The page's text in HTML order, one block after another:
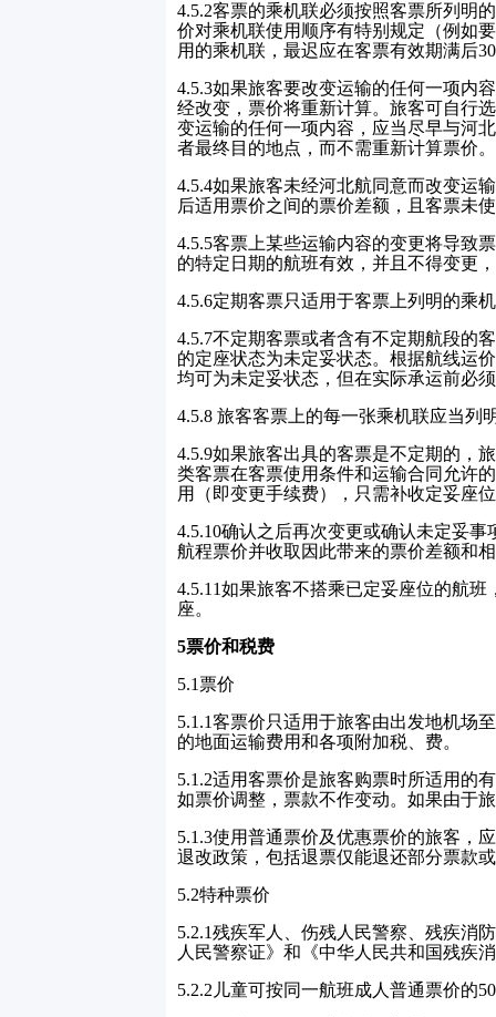
4.5.2客票的乘机联必须按照客票所列明
价对乘机联使用顺序有特别规定（例如
用的乘机联，最迟应在客票有效期满后30
4.5.3如果旅客要改变运输的任何一项内
经改变，票价将重新计算。旅客可自行
变运输的任何一项内容，应当尽早与河
者最终目的地点，而不需重新计算票价。
4.5.4如果旅客未经河北航同意而改变运
后适用票价之间的票价差额，且客票未
4.5.5客票上某些运输内容的变更将导致
的特定日期的航班有效，并且不得变更
4.5.6定期客票只适用于客票上列明的乘
4.5.7不定期客票或者含有不定期航段的
的定座状态为未定妥状态。根据航线运
均可为未定妥状态，但在实际承运前必
4.5.8 旅客客票上的每一张乘机联应当列
4.5.9如果旅客出具的客票是不定期的，
类客票在客票使用条件和运输合同允许
用（即变更手续费），只需补收定妥座
4.5.10确认之后再次变更或确认未定妥
航程票价并收取因此带来的票价差额和
4.5.11如果旅客不搭乘已定妥座位的航
座。
5票价和税费
5.1 票价
5.1.1客票价只适用于旅客由出发地机场
的地面运输费用和各项附加税、费。
5.1.2适用客票价是旅客购票时所适用的
如票价调整，票款不作变动。如果由于
5.1.3使用普通票价及优惠票价的旅客，
退改政策，包括退票仅能退还部分票款
5.2特种票价
5.2.1残疾军人、伤残人民警察、残疾消
人民警察证》和《中华人民共和国残疾
5.2.2 儿童可按同一航班成人普通票价的